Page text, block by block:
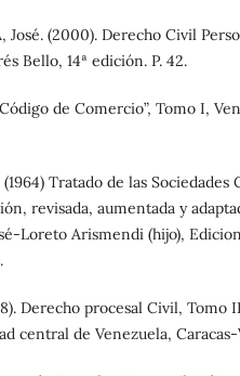
José. (2000). Derecho Civil
Bello, 14ª edición. P. 42.
de Comercio”, Tomo I,
Tratado de las Sociedades
revisada, aumentada y
Loreto Arismendi (hijo),
Derecho procesal Civil, Tomo
central de Venezuela, Caracas-